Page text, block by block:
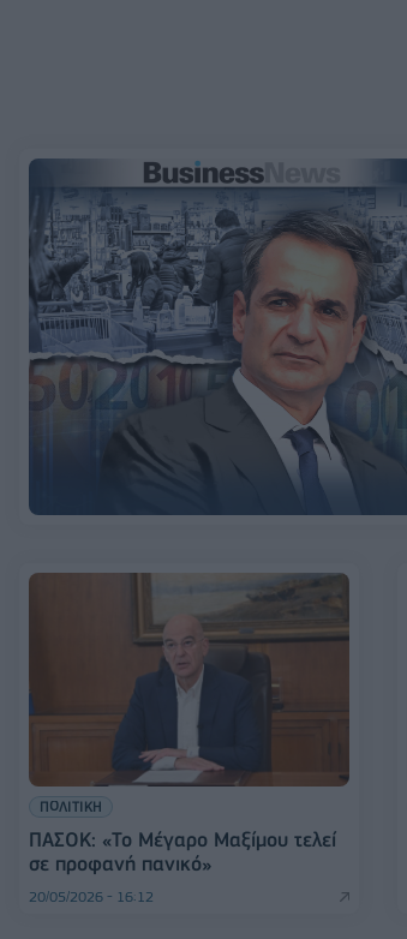
ΠΟΛΙΤΙΚΗ
ΠΑΣΟΚ: «Το Μέγαρο Μαξίμου τελεί
σε προφανή πανικό»
20/05/2026 - 16:12